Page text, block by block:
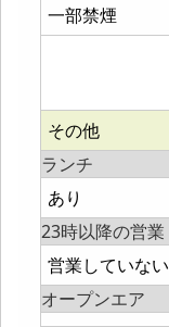
一部禁煙
その他
ランチ
あり
23時以降の営業
営業していない
オープンエア